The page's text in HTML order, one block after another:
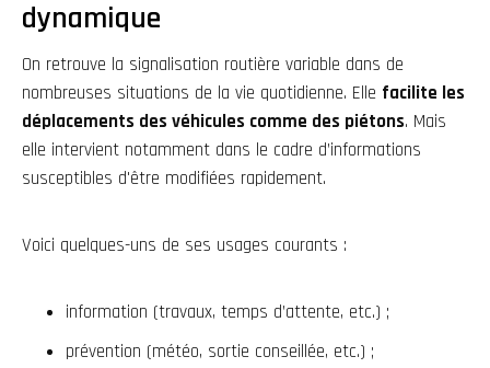
dynamique
On retrouve la signalisation routière variable dans de
nombreuses situations de la vie quotidienne. Elle facilite les
déplacements des véhicules comme des piétons. Mais
elle intervient notamment dans le cadre d’informations
susceptibles d'être modifiées rapidement.
Voici quelques-uns de ses usages courants :
information (travaux, temps d’attente, etc.) ;
prévention (météo, sortie conseillée, etc.) ;